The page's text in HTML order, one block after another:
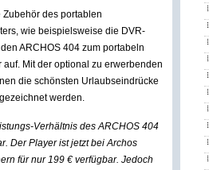
Zubehör des portablen
wie beispielsweise die DVR-
ARCHOS 404 zum portabeln
auf. Mit der optional zu erwerbenden
die schönsten Urlaubseindrücke
werden.
Verhältnis des ARCHOS 404
Der Player ist jetzt bei Archos
für nur 199 € verfügbar. Jedoch